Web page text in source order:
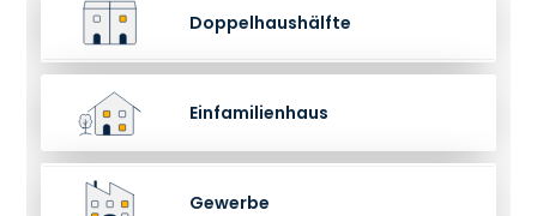
Doppelhaushälfte
Einfamilienhaus
Gewerbe